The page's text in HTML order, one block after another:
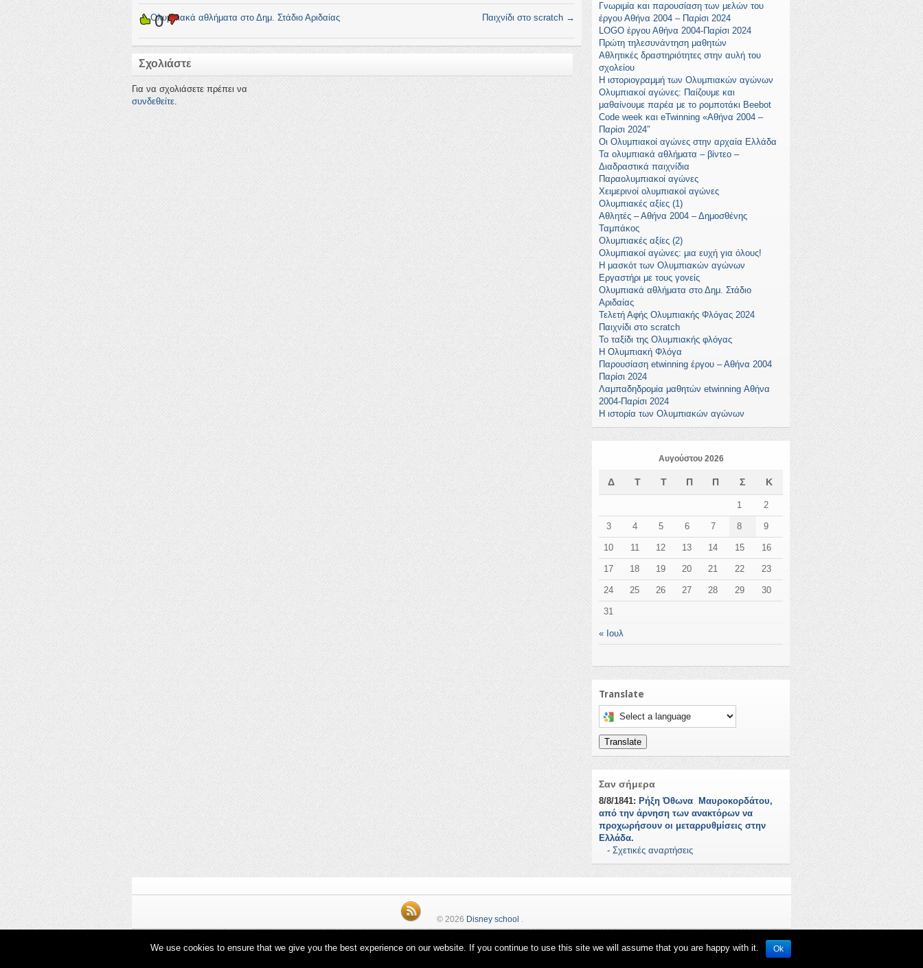
←Ολυμπιακά αθλήματα στο Δημ. Στάδιο Αριδαίας Παιχνίδι στο scratch →
0
Σχολιάστε
Για να σχολιάσετε πρέπει να
συνδεθείτε
Γνωριμία και παρουσίαση των μελών του
έργου Αθήνα 2004 – Παρίσι 2024
LOGO έργου Αθήνα 2004-Παρίσι 2024
Πρώτη τηλεσυνάντηση μαθητών
Αθλητικές δραστηριότητες στην αυλή του
σχολείου
Η ιστοριογραμμή των Ολυμπιακών αγώνων
Ολυμπιακοί αγώνες: Παίζουμε και
μαθαίνουμε παρέα με το ρομποτάκι Beebot
Code week και eTwinning «Αθήνα 2004 –
Παρίσι 2024″
Οι Ολυμπιακοί αγώνες στην αρχαία Ελλάδα
Τα ολυμπιακά αθλήματα – βίντεο –
Διαδραστικά παιχνίδια
Παραολυμπιακοί αγώνες
Χειμερινοί ολυμπιακοί αγώνες
Ολυμπιακές αξίες (1)
Αθλητές – Αθήνα 2004 – Δημοσθένης
Ταμπάκος
Ολυμπιακές αξίες (2)
Ολυμπιακοί αγώνες: μια ευχή για όλους!
Η μασκότ των Ολυμπιακών αγώνων
Εργαστήρι με τους γονείς
Ολυμπιακά αθλήματα στο Δημ. Στάδιο
Αριδαίας
Τελετή Αφής Ολυμπιακής Φλόγας 2024
Παιχνίδι στο scratch
Το ταξίδι της Ολυμπιακής φλόγας
Η Ολυμπιακή Φλόγα
Παρουσίαση etwinning έργου – Αθήνα 2004
Παρίσι 2024
Λαμπαδηδρομία μαθητών etwinning Αθήνα
2004-Παρίσι 2024
Η ιστορία των Ολυμπιακών αγώνων
Αυγούστου 2026
Δ Τ Τ Π Π Σ Κ
« Ιουλ
1 2
3 4 5 6 7 8 9
10 11 12 13 14 15 16
17 18 19 20 21 22 23
24 25 26 27 28 29 30
31
Translate
Select a language to translate this page
Translate
Σαν σήμερα
8/8/1841: Ρήξη Όθωνα  Μαυροκορδάτου,
από την άρνηση των ανακτόρων να
προχωρήσουν οι μεταρρυθμίσεις στην
Ελλάδα.
- Σχετικές αναρτήσεις
© 2026 Disney school .
Όροι Χρήσης schoolpress.sch.gr Δήλωση προσβασιμότητας
We use cookies to ensure that we give you the best experience on our website. If you continue to use this site we will assume that you are happy with it. Ok